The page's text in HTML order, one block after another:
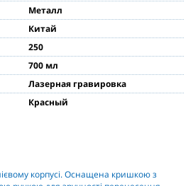
Металл
Китай
250
700 мл
Лазерная гравировка
Красный
корпусі. Оснащена кришкою з